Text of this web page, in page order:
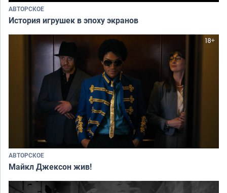
АВТОРСКОЕ
История игрушек в эпоху экранов
АВТОРСКОЕ
Майкл Джексон жив!